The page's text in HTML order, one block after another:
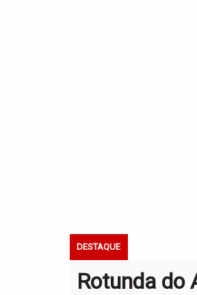
DESTAQUE
Rotunda do